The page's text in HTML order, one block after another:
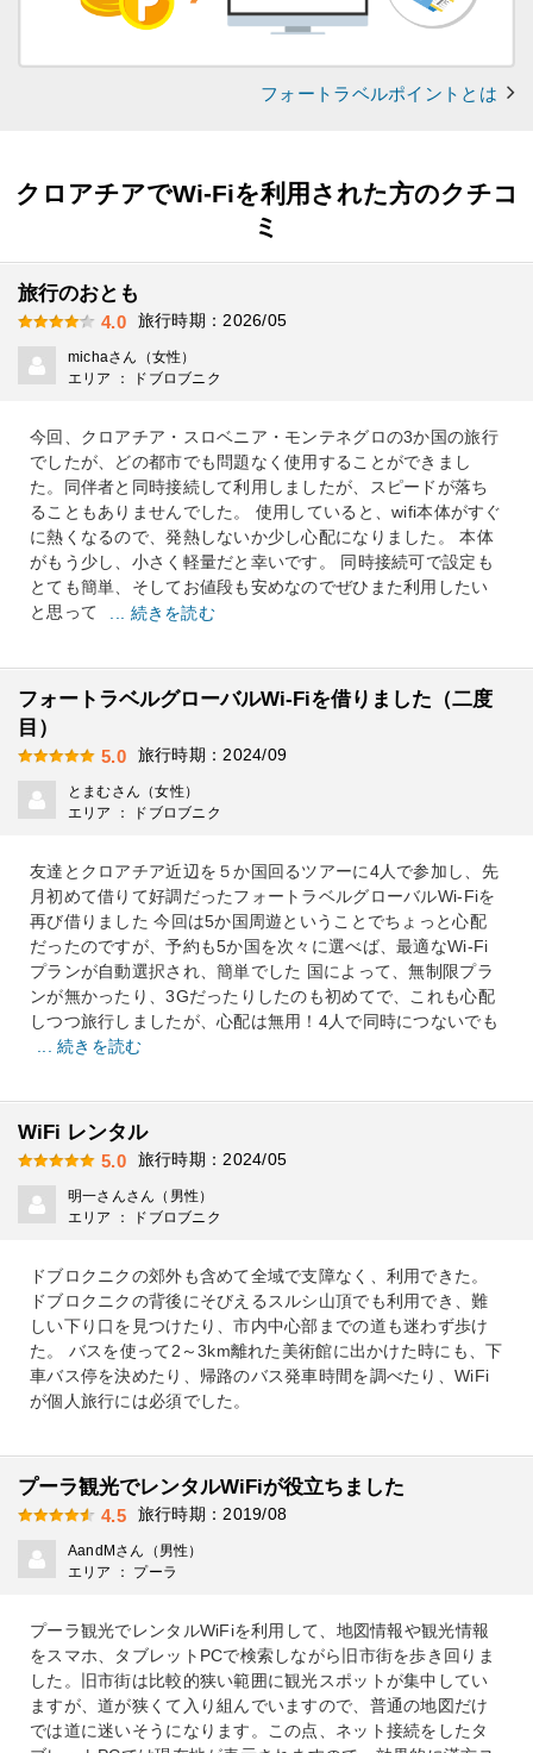
フォートラベルポイントとは
クロアチアでWi-Fiを利用された方のクチコ
ミ
旅行のおとも
4.0 旅行時期：2026/05
michaさん（女性）
エリア ： ドブロブニク
今回、クロアチア・スロベニア・モンテネグロの3か国の旅行
でしたが、どの都市でも問題なく使用することができまし
た。同伴者と同時接続して利用しましたが、スピードが落ち
ることもありませんでした。 使用していると、wifi本体がすぐ
に熱くなるので、発熱しないか少し心配になりました。 本体
がもう少し、小さく軽量だと幸いです。 同時接続可で設定も
とても簡単、そしてお値段も安めなのでぜひまた利用したい
と思って
... 続きを読む
フォートラベルグローバルWi-Fiを借りました（二度
目）
5.0 旅行時期：2024/09
とまむさん（女性）
エリア ： ドブロブニク
友達とクロアチア近辺を５か国回るツアーに4人で参加し、先
月初めて借りて好調だったフォートラベルグローバルWi-Fiを
再び借りました 今回は5か国周遊ということでちょっと心配
だったのですが、予約も5か国を次々に選べば、最適なWi-Fi
プランが自動選択され、簡単でした 国によって、無制限プラ
ンが無かったり、3Gだったりしたのも初めてで、これも心配
しつつ旅行しましたが、心配は無用！4人で同時につないでも
... 続きを読む
WiFi レンタル
5.0 旅行時期：2024/05
明一さんさん（男性）
エリア ： ドブロブニク
ドブロクニクの郊外も含めて全域で支障なく、利用できた。
ドブロクニクの背後にそびえるスルシ山頂でも利用でき、難
しい下り口を見つけたり、市内中心部までの道も迷わず歩け
た。 バスを使って2～3km離れた美術館に出かけた時にも、下
車バス停を決めたり、帰路のバス発車時間を調べたり、WiFi
が個人旅行には必須でした。
プーラ観光でレンタルWiFiが役立ちました
4.5 旅行時期：2019/08
AandMさん（男性）
エリア ： プーラ
プーラ観光でレンタルWiFiを利用して、地図情報や観光情報
をスマホ、タブレットPCで検索しながら旧市街を歩き回りま
した。旧市街は比較的狭い範囲に観光スポットが集中してい
ますが、道が狭くて入り組んでいますので、普通の地図だけ
では道に迷いそうになります。この点、ネット接続をしたタ